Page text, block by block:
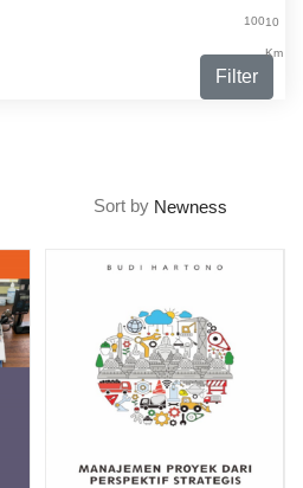
10
Km
100
Filter
Sort by